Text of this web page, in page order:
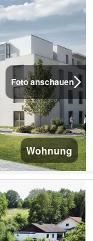
Foto anschauen
Wohnung